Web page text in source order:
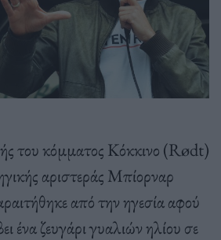
του κόμματος Κόκκινο (Rødt)
αριστεράς Μπίορναρ
από την ηγεσία αφού
ένα ζευγάρι γυαλιών ηλίου σε